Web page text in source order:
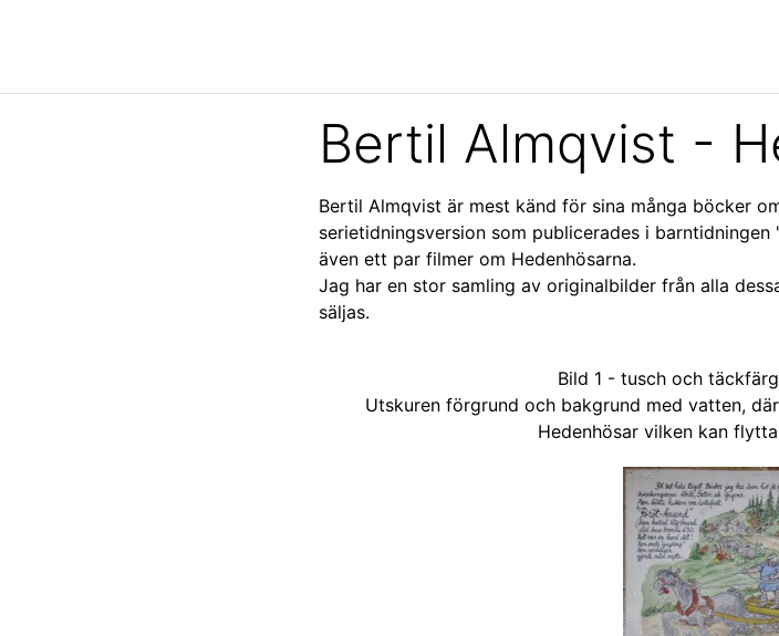
Bertil Almqvist -
Bertil Almqvist är mest känd för sina många böcker
serietidningsversion som publicerades i
även ett par filmer om Hedenhösarna.
Jag har en stor samling av originalbilder från alla
säljas.
Bild 1 - tusch och
Utskuren förgrund och bakgrund med vatten,
Hedenhösar vilken kan